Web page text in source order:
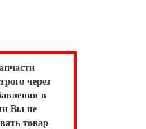
через
в
Вы не
товар